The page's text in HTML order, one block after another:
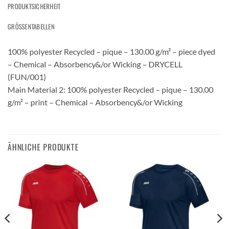
PRODUKTSICHERHEIT
GRÖSSENTABELLEN
100% polyester Recycled – pique – 130.00 g/m² – piece dyed
– Chemical – Absorbency&/or Wicking – DRYCELL
(FUN/001)
Main Material 2: 100% polyester Recycled – pique – 130.00
g/m² – print – Chemical – Absorbency&/or Wicking
ÄHNLICHE PRODUKTE